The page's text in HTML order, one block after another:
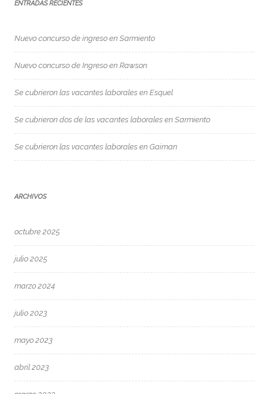
ENTRADAS RECIENTES
Nuevo concurso de ingreso en Sarmiento
Nuevo concurso de Ingreso en Rawson
Se cubrieron las vacantes laborales en Esquel
Se cubrieron dos de las vacantes laborales en Sarmiento
Se cubrieron las vacantes laborales en Gaiman
ARCHIVOS
octubre 2025
julio 2025
marzo 2024
julio 2023
mayo 2023
abril 2023